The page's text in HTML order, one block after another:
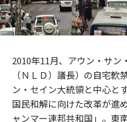
2010年11月、アウン・サン
（ＮＬＤ）議長）の自宅軟
ン・セイン大統領と中心と
国民和解に向けた改革が進
ャンマー連邦共和国」。東